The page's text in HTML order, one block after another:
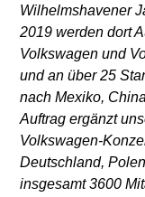
Wilhelmshavener
2019 werden dort
Volkswagen und
und an über 25
nach Mexiko,
Auftrag ergänzt
Volkswagen-
Deutschland,
insgesamt 3600